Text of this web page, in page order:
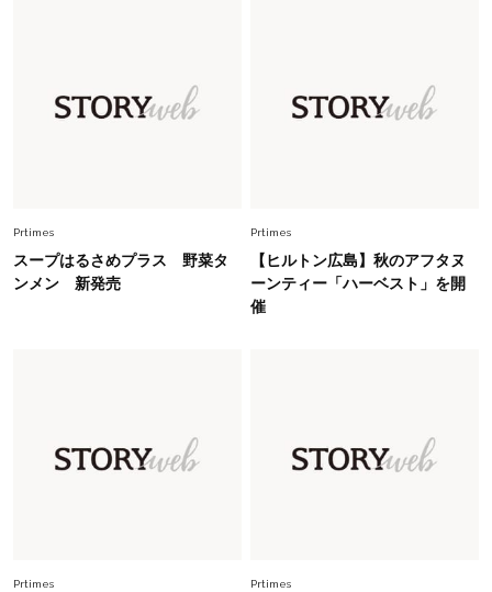
上野千鶴子先生が問い直す“理想の老後”の呪縛
【ジェンダー連載23】
中村ゆりさん「40代になり、やっと“仕事以外の
ップス×パンツ」コーデ〈3選〉
Prtimes
スープはるさめプラス 野菜タ
ンメン 新発売
Prtimes
【ヒルトン広島】秋のアフタヌ
ーンティー「ハーベスト」を開
催
Prtimes Prtimes